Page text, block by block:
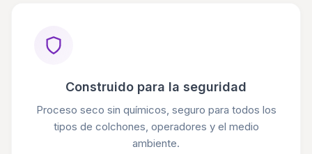
Construido para la seguridad
Proceso seco sin químicos, seguro para todos los
tipos de colchones, operadores y el medio
ambiente.